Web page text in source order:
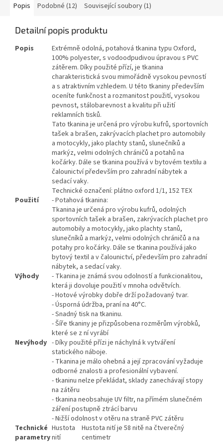
Popis Podobné (12) Související soubory (1)
Detailní popis produktu
Popis
Extrémně odolná, potahová tkanina typu Oxford,
100% polyester, s vodoodpudivou úpravou s PVC
zátěrem. Díky použité přízí, je tkanina
charakteristická svou mimořádně vysokou pevností
a s atraktivním vzhledem. U této tkaniny především
oceníte funkčnost a rozmanitost použití, vysokou
pevnost, stálobarevnost a kvalitu při užití
reklamních tisků.
Tato tkanina je určená pro výrobu kufrů, sportovních
tašek a brašen, zakrývacích plachet pro automobily
a motocykly, jako plachty stanů, slunečníků a
markýz, velmi odolných chráničů a potahů na
kočárky. Dále se tkanina používá v bytovém textilu a
čalounictví především pro zahradní nábytek a
sedací vaky.
Technické označení: plátno oxford 1/1, 152 TEX
Použití
- Potahová tkanina:
Tkanina je určená pro výrobu kufrů, odolných
sportovních tašek a brašen, zakrývacích plachet pro
automobily a motocykly, jako plachty stanů,
slunečníků a markýz, velmi odolných chráničů a na
potahy pro kočárky. Dále se tkanina používá jako
bytový textil a v čalounictví, především pro zahradní
nábytek, a sedací vaky.
Výhody
- Tkanina je známá svou odolností a funkcionalitou,
která ji dovoluje použití v mnoha odvětvích.
- Hotové výrobky dobře drží požadovaný tvar.
- Úsporná údržba, praní na 40°C.
- Snadný tisk na tkaninu.
- Šíře tkaniny je přizpůsobena rozměrům výrobků,
které se z ní vyrábí
Nevýhody - Díky použité přízi je náchylná k vytváření
statického náboje.
- Tkanina je málo ohebná a její zpracování vyžaduje
odborné znalosti a profesionální vybavení.
- tkaninu nelze překládat, sklady zanechávají stopy
na zátěru
- tkanina neobsahuje UV filtr, na přímém slunečném
záření postupně ztrácí barvu
- Nižší odolnost v otěru na straně PVC zátěru
Technické
parametry
Hustota
nití
Hustota nití je 58 nitě na čtverečný
centimetr